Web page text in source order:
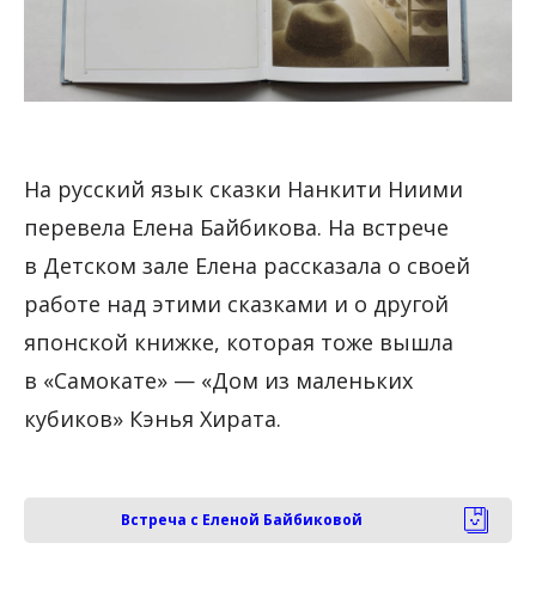
На русский язык сказки Нанкити Ниими
перевела Елена Байбикова. На встрече
в Детском зале Елена рассказала о своей
работе над этими сказками и о другой
японской книжке, которая тоже вышла
в «Самокате» — «Дом из маленьких
кубиков» Кэнья Хирата.
Встреча с Еленой Байбиковой